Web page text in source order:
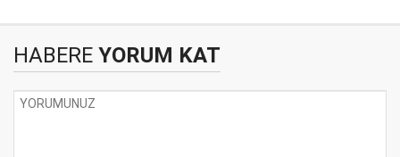
HABERE YORUM KAT